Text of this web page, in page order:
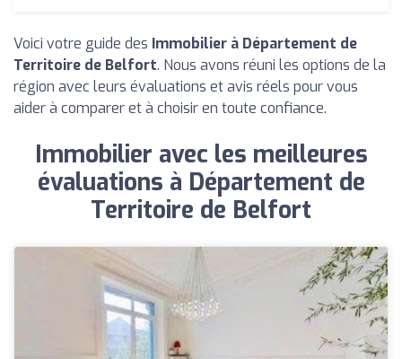
Voici votre guide des Immobilier à Département de
Territoire de Belfort. Nous avons réuni les options de la
région avec leurs évaluations et avis réels pour vous
aider à comparer et à choisir en toute confiance.
Immobilier avec les meilleures
évaluations à Département de
Territoire de Belfort